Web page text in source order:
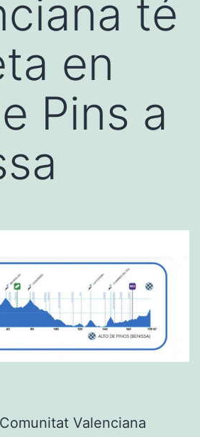
té
en
Pins a
Valenciana